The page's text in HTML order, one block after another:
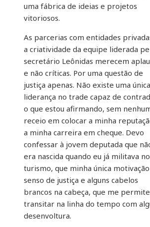
uma fábrica de ideias e projetos
vitoriosos.
As parcerias com entidades
a criatividade da equipe liderada
secretário Leônidas merecem
e não críticas. Por uma questão de
justiça apenas. Não existe uma única
liderança no trade capaz de
o que estou afirmando, sem
receio em colocar a minha
a minha carreira em cheque. Devo
confessar à jovem deputada que
era nascida quando eu já militava no
turismo, que minha única
senso de justiça e alguns cabelos
brancos na cabeça, que me
transitar na linha do tempo com
desenvoltura.